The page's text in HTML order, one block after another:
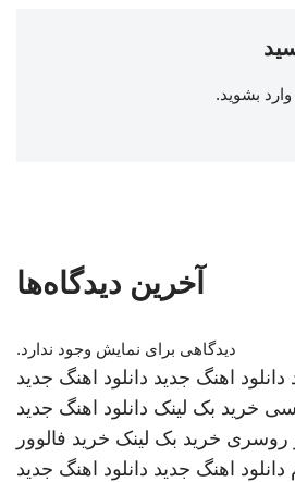
وارد بشوید.
آخرین دیدگاه‌ها
دیدگاهی برای نمایش وجود ندارد.
دانلود اهنگ جدید دانلود اهنگ جدید
خرید بک لینک دانلود اهنگ جدید
روسری خرید بک لینک خرید فالوور
دانلود اهنگ جدید دانلود اهنگ جدید